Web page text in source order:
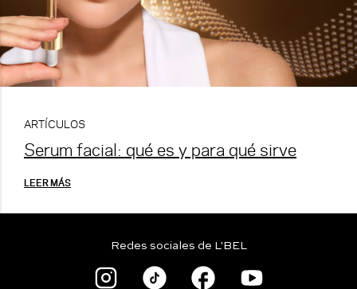
ARTÍCULOS
Serum facial: qué es y para qué sirve
LEER MÁS
Redes sociales de L'BEL